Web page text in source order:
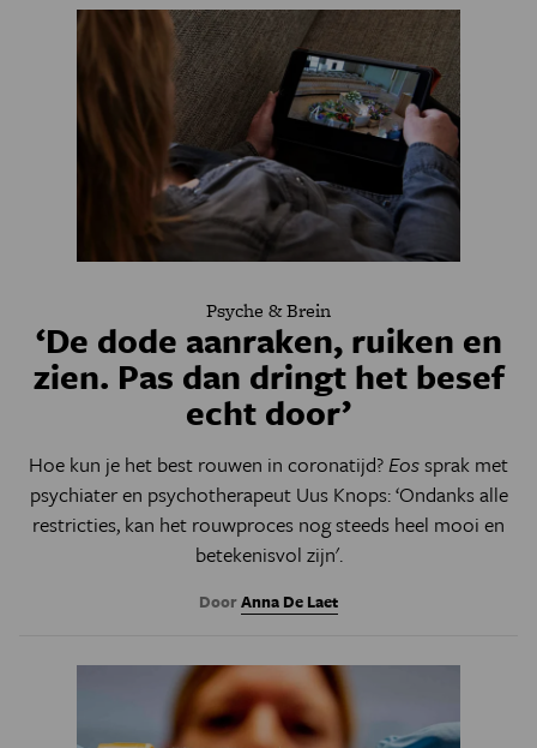
Psyche & Brein
‘De dode aanraken, ruiken en
zien. Pas dan dringt het besef
echt door’
Hoe kun je het best rouwen in coronatijd?Eossprak met
psychiater en psychotherapeut Uus Knops:‘Ondanks alle
restricties, kan het rouwproces nog steeds heel mooi en
betekenisvol zijn'.
DoorAnna De Laet